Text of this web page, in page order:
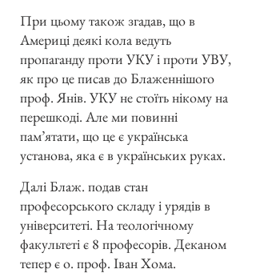
При цьому також згадав, що в
Америці деякі кола ведуть
пропаганду проти УКУ і проти УВУ,
як про це писав до Блаженнішого
проф. Янів. УКУ не стоїть нікому на
перешкоді. Але ми повинні
пам’ятати, що це є українська
установа, яка є в українських руках.
Далі Блаж. подав стан
професорського складу і урядів в
університеті. На теологічному
факультеті є 8 професорів. Деканом
тепер є о. проф. Іван Хома.